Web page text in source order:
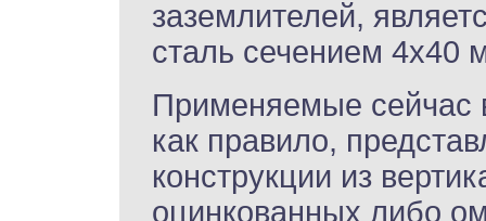
заземлителей,
сталь сечением 4х40
Применяемые сейчас
как правило,
конструкции из
оцинкованных либо